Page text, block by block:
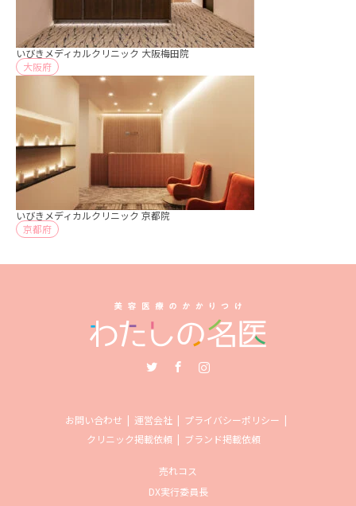
いびきメディカルクリニック 大阪梅田院
大阪府
いびきメディカルクリニック 京都院
京都府
お問い合わせ 運営会社
プライバシーポリシー
クリニック掲載依頼
ブランド掲載依頼
売れコス
DX実行委員長